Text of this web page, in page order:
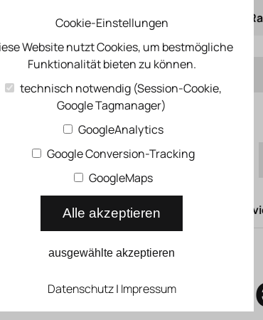
Auftragswert ab 500 € 1% Online-
Schnellbestellung
Druckluftsysteme Kompressoren
Pneumatikschläuche>
Cookie-Einstellungen
Website nutzt Cookies, um bestmögliche
Funktionalität bieten zu können.
technisch notwendig (Session-Cookie,
Google Tagmanager)
GoogleAnalytics
Google Conversion-Tracking
GoogleMaps
Alle akzeptieren
ausgewählte akzeptieren
Datenschutz| Impressum